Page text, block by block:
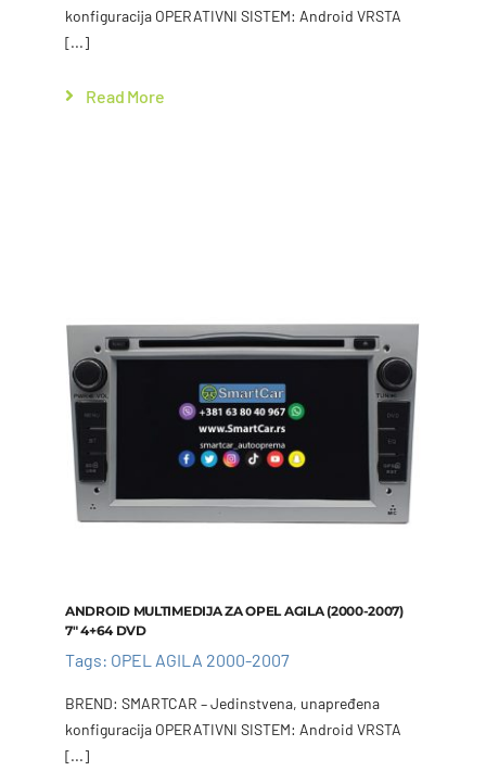
konfiguracija OPERATIVNI SISTEM: Android VRSTA
[...]
Read More
ANDROID MULTIMEDIJA ZA OPEL AGILA (2000-2007)
7″ 4+64 DVD
Tags: OPEL AGILA 2000-2007
BREND: SMARTCAR – Jedinstvena, unapređena
konfiguracija OPERATIVNI SISTEM: Android VRSTA
[...]